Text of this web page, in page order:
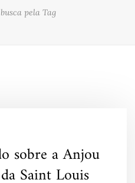
pela Tag
sobre a Anjou
Saint Louis